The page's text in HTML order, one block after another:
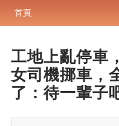
首頁
工地上亂停車
女司機挪車，
了：待一輩子